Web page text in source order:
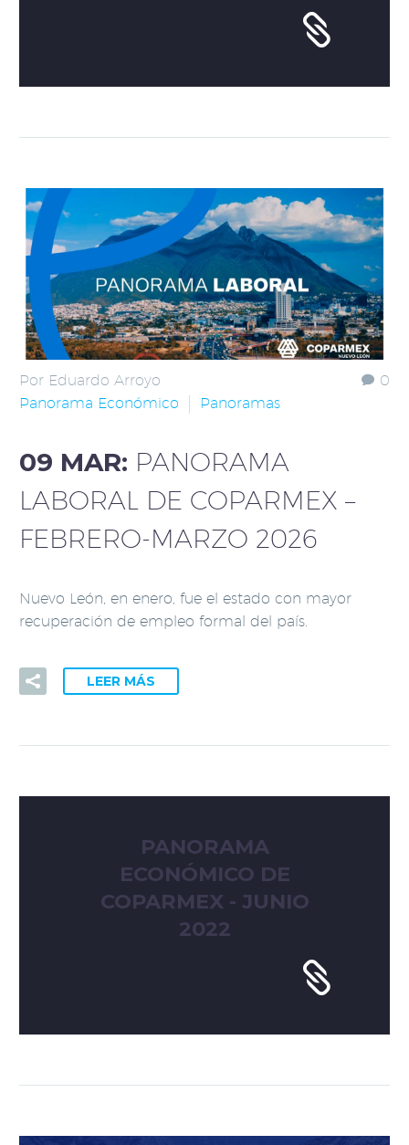
0
Por Eduardo Arroyo
Panorama Económico
Panoramas
09 MAR: PANORAMA
LABORAL DE COPARMEX –
FEBRERO-MARZO 2026
Nuevo León, en enero, fue el estado con mayor
recuperación de empleo formal del país.
LEER MÁS
PANORAMA
ECONÓMICO DE
COPARMEX - JUNIO
2022